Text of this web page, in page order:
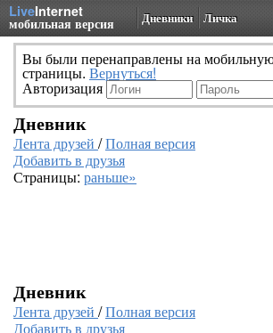
LiveInternet
мобильная версия Дневники Личка
Вы были перенаправлены на
страницы. Вернуться!
Авторизация
Дневник
Лента друзей /Полная версия
Добавить в друзья
Страницы: раньше»
Дневник
Лента друзей /Полная версия
Добавить в друзья